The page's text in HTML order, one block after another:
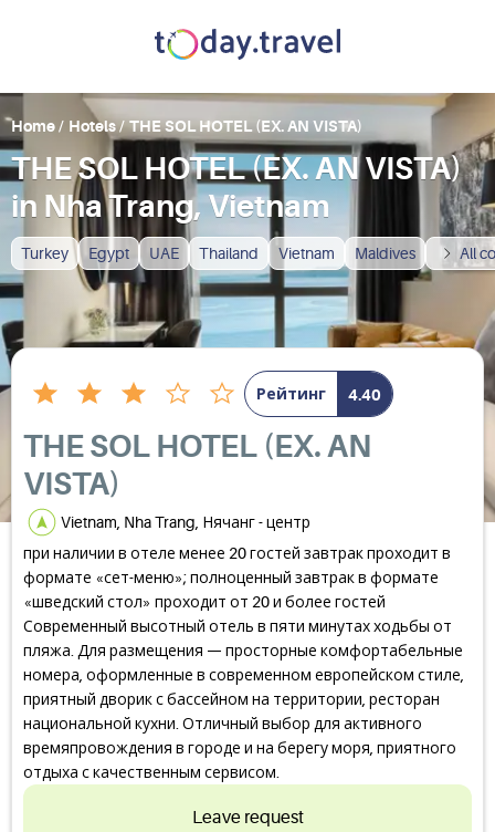
Turkey Egypt UAE Thailand Vietnam Maldives All
Home/ Hotels/ THE SOL HOTEL (EX. AN VISTA)
THE SOL HOTEL (EX. AN VISTA)
in Nha Trang, Vietnam
Рейтинг 4.40
THE SOL HOTEL (EX. AN
VISTA)
Vietnam, Nha Trang, Нячанг - центр
при наличии в отеле менее 20 гостей завтрак проходит в
формате «сет-меню»; полноценный завтрак в формате
«шведский стол» проходит от 20 и более гостей
Современный высотный отель в пяти минутах ходьбы от
пляжа. Для размещения — просторные комфортабельные
номера, оформленные в современном европейском стиле,
приятный дворик с бассейном на территории, ресторан
национальной кухни. Отличный выбор для активного
времяпровождения в городе и на берегу моря, приятного
отдыха с качественным сервисом.
Leave request